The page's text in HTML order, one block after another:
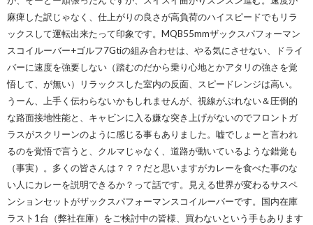
麻痺した訳じゃなく、仕上がりの良さが高負荷のハイスピードでもリラ
ックスして運転出来たって印象です。MQB55mmザックスパフォーマン
スコイルーバー+ゴルフ7Gtiの組み合わせは、やる気にさせない、ドライ
バーに速度を強要しない（踏むのだから乗り心地とかアタリの強さを覚
悟して、が無い）リラックスした室内の反面、スピードレンジは高い。
うーん、上手く伝わらないかもしれませんが、視線がぶれない＆圧倒的
な路面接地性能と、キャビンに入る嫌な突き上げがないのでフロントガ
ラスがスクリーンのように感じる事もありました。嘘でしょーと言われ
るのを覚悟で言うと、クルマじゃなく、道路が動いているような錯覚も
（事実）。多くの皆さんは？？？だと思いますがカレーを食べた事のな
い人にカレーを説明できるか？って話です。見える世界が変わるサスペ
ンションセットがザックスパフォーマンスコイルーバーです。国内在庫
ラスト1台（弊社在庫）をご検討中の皆様、買わないという手もあります